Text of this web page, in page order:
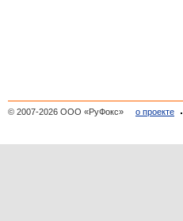
© 2007-2026 ООО «РуФокс» о проекте